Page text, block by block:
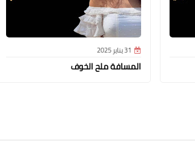
31 يناير 2025
المسافة ملح الخوف